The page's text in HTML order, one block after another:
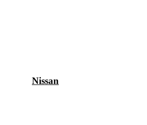
Nissan